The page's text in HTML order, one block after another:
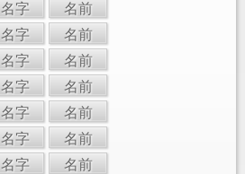
名字 名前
名字 名前
名字 名前
名字 名前
名字 名前
名字 名前
名字 名前